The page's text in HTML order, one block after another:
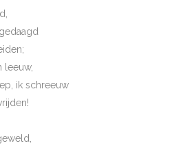
leeuw,
ik schreeuw